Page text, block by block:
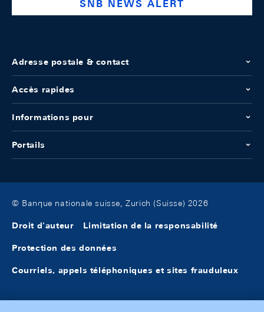
SNB NEWS ALERT
Adresse postale & contact
Accès rapides
Informations pour
Portails
© Banque nationale suisse, Zurich (Suisse) 2026
Droit d'auteur Limitation de la responsabilité
Protection des données
Courriels, appels téléphoniques et sites frauduleux